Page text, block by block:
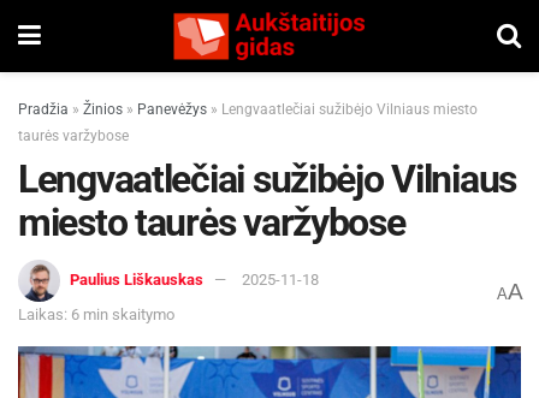
Pradžia » Žinios » Panevėžys » Lengvaatlečiai sužibėjo Vilniaus miesto
taurės varžybose
Lengvaatlečiai sužibėjo Vilniaus
miesto taurės varžybose
Paulius Liškauskas
2025-11-18
Laikas: 6 min skaitymo
AA